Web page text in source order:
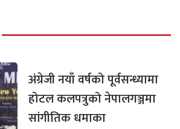
अंग्रेजी नयाँ वर्षको पूर्वसन्ध्यामा
होटल कलपत्रुको नेपालगञ्जमा
सांगीतिक धमाका